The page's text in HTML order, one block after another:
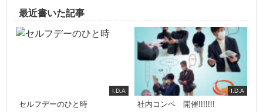
最近書いた記事
I.D.A
セルフデーのひと時
I.D.A
社内コンペ 開催!!!!!!!